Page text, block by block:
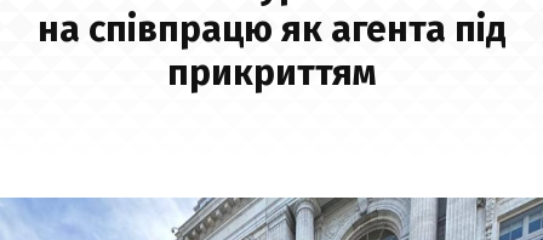
на співпрацю як агента під
прикриттям